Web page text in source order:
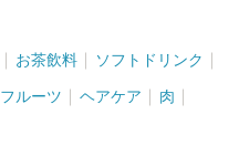
お茶飲料 ソフトドリンク
フルーツ ヘアケア 肉